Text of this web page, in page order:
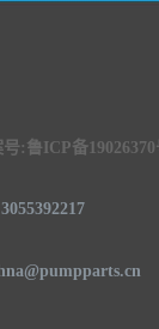
号:鲁ICP备19026370
3055392217